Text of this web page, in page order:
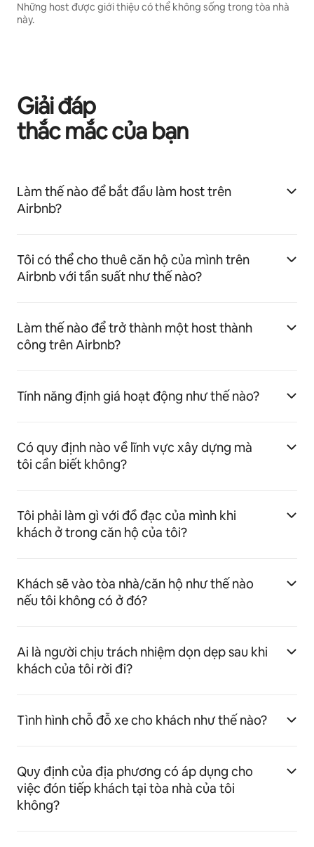
Những host được giới thiệu có thể không sống trong tòa nhà
này.
Giải đáp
thắc mắc của bạn
Làm thế nào để bắt đầu làm host trên
Airbnb?
Tôi có thể cho thuê căn hộ của mình trên
Airbnb với tần suất như thế nào?
Làm thế nào để trở thành một host thành
công trên Airbnb?
Tính năng định giá hoạt động như thế nào?
Có quy định nào về lĩnh vực xây dựng mà
tôi cần biết không?
Tôi phải làm gì với đồ đạc của mình khi
khách ở trong căn hộ của tôi?
Khách sẽ vào tòa nhà/căn hộ như thế nào
nếu tôi không có ở đó?
Ai là người chịu trách nhiệm dọn dẹp sau khi
khách của tôi rời đi?
Tình hình chỗ đỗ xe cho khách như thế nào?
Quy định của địa phương có áp dụng cho
việc đón tiếp khách tại tòa nhà của tôi
không?